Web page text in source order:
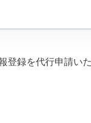
登録を代行申請いた